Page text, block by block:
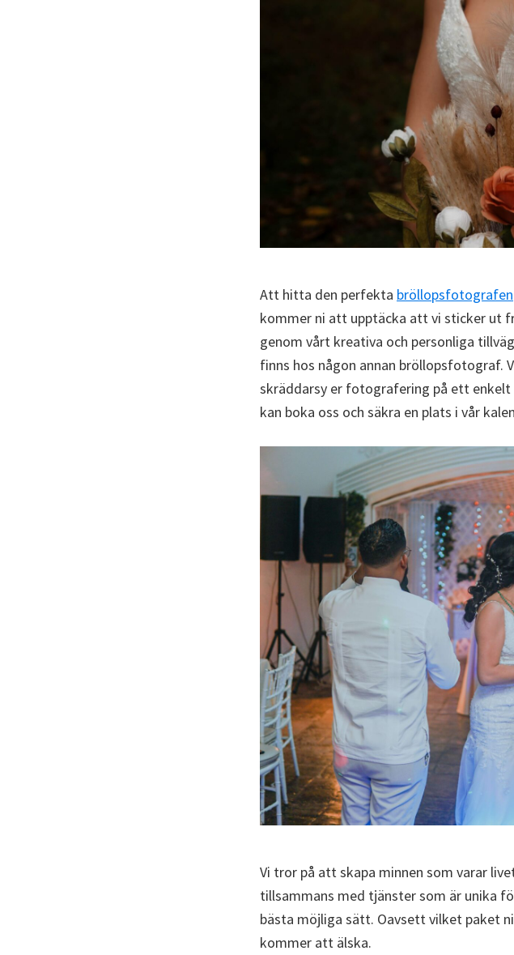
Att hitta den perfekta bröllopsfotografen
kommer ni att upptäcka att vi sticker ut
genom vårt kreativa och personliga
finns hos någon annan bröllopsfotograf.
skräddarsy er fotografering på ett
kan boka oss och säkra en plats i vår
Vi tror på att skapa minnen som varar
tillsammans med tjänster som är unika
bästa möjliga sätt. Oavsett vilket paket
kommer att älska.